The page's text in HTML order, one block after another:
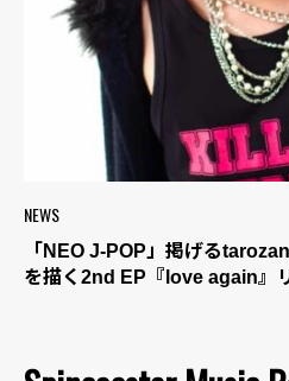
NEWS
「NEO J-POP」掲げる
を描く2nd EP『love again』